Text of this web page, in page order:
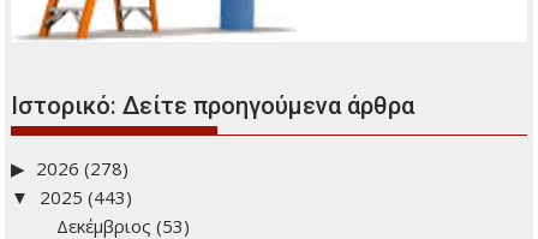
Ιστορικό: Δείτε προηγούμενα άρθρα
2026 (278)
2025 (443)
Δεκέμβριος (53)